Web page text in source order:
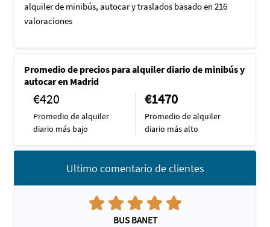
alquiler de minibús, autocar y traslados basado en 216
valoraciones
Promedio de precios para alquiler diario de minibús y
autocar en Madrid
€420
Promedio de alquiler
diario más bajo
€1470
Promedio de alquiler
diario más alto
Ultimo comentario de clientes
BUS BANET